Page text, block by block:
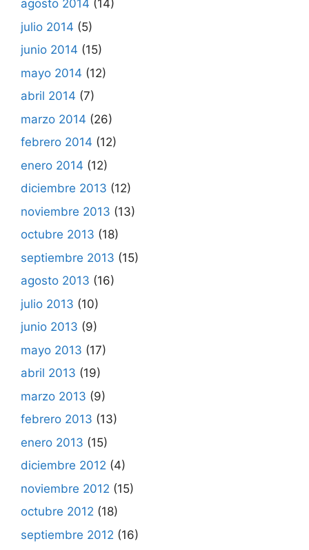
agosto 2014 (14)
julio 2014 (5)
junio 2014 (15)
mayo 2014 (12)
abril 2014 (7)
marzo 2014 (26)
febrero 2014 (12)
enero 2014 (12)
diciembre 2013 (12)
noviembre 2013 (13)
octubre 2013 (18)
septiembre 2013 (15)
agosto 2013 (16)
julio 2013 (10)
junio 2013 (9)
mayo 2013 (17)
abril 2013 (19)
marzo 2013 (9)
febrero 2013 (13)
enero 2013 (15)
diciembre 2012 (4)
noviembre 2012 (15)
octubre 2012 (18)
septiembre 2012 (16)